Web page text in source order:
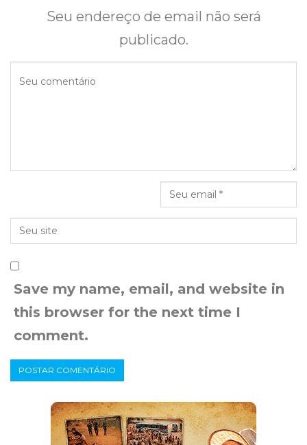
Seu endereço de email não será
publicado.
Save my name, email, and website in
this browser for the next time I
comment.